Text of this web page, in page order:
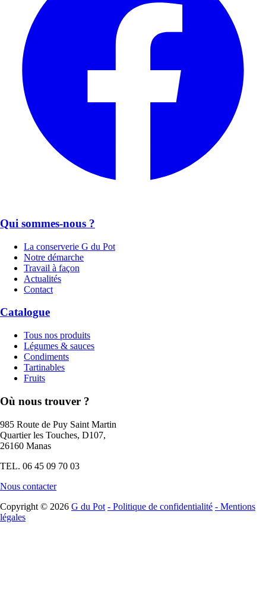
Qui sommes-nous ?
La conserverie G du Pot
Notre démarche
Travail à façon
Actualités
Contact
Catalogue
Tous nos produits
Légumes & sauces
Condiments
Tartinables
Fruits
Où nous trouver ?
985 Route de Puy Saint Martin
Quartier les Touches, D107,
26160 Manas
TEL. 06 45 09 70 03
Nous contacter
Copyright © 2026 G du Pot - Politique de confidentialité - Mentions
légales